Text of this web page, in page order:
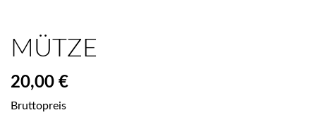
MÜTZE
20,00 €
Bruttopreis